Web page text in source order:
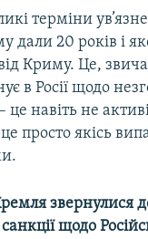
терміни
дали 20 років і
Криму. Це,
в Росії щодо
це навіть не
просто якісь
щодо